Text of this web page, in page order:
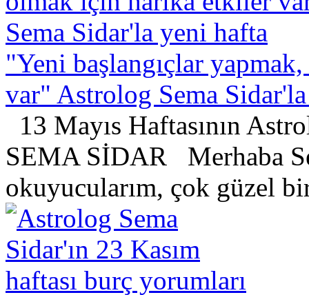
"Yeni başlangıçlar
var" Astrolog Sema
13 Mayıs Haftasının
SEMA SİDAR Merhaba
okuyucularım, çok güzel